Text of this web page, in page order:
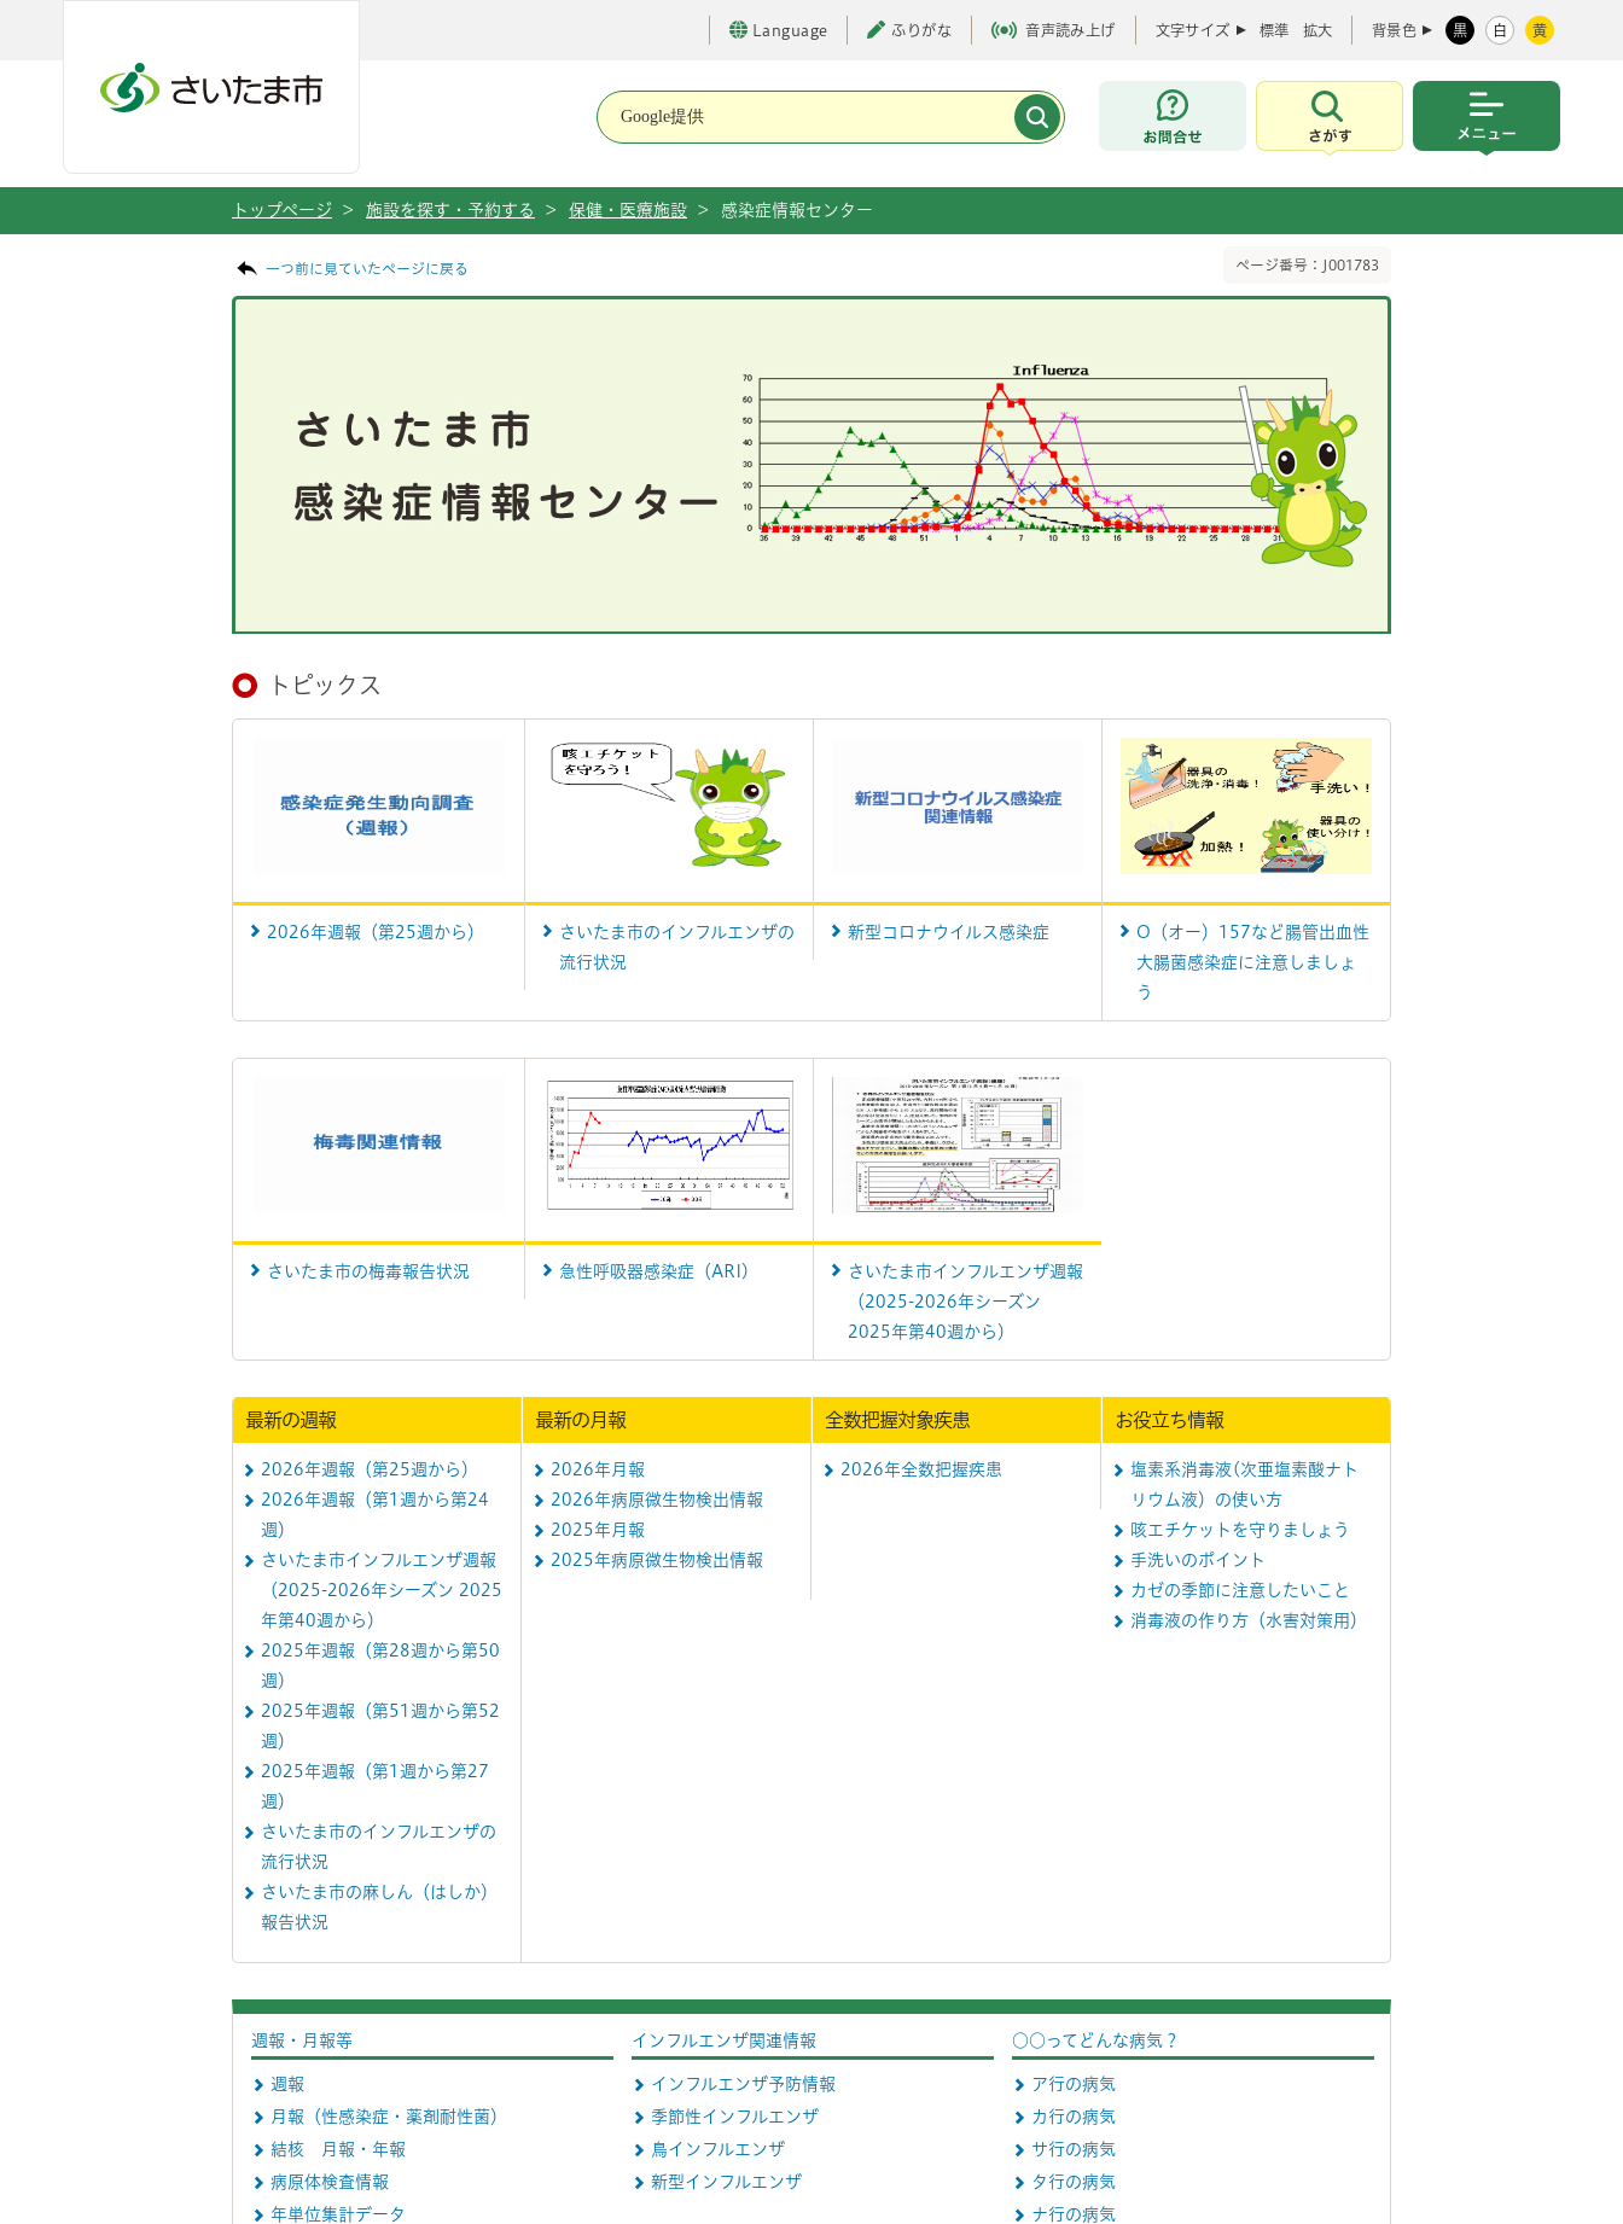
Language ふりがな 音声読み上げ 文字サイズ 標準 拡大 背景色 黒 白 黄
お問合せ
さがす
トップページ > 施設を探す・予約する > 保健・医療施設 > 感染症情報センター
一つ前に見ていたページに戻る ページ番号：J001783
トピックス
2026年週報（第25週から）
さいたま市のインフルエンザの
流行状況
新型コロナウイルス感染症
O（オー）157など腸管出血性
大腸菌感染症に注意しましょ
う
さいたま市の梅毒報告状況 急性呼吸器感染症（ARI)
さいたま市インフルエンザ週報
（2025-2026年シーズン
2025年第40週から）
最新の週報
2026年週報（第25週から）
2026年週報（第1週から第24
週）
さいたま市インフルエンザ週報
（2025-2026年シーズン 2025
年第40週から）
2025年週報（第28週から第50
週）
2025年週報（第51週から第52
週）
2025年週報（第1週から第27
週）
さいたま市のインフルエンザの
流行状況
さいたま市の麻しん（はしか）
報告状況
最新の月報
2026年月報
2026年病原微生物検出情報
2025年月報
2025年病原微生物検出情報
全数把握対象疾患
2026年全数把握疾患
お役立ち情報
塩素系消毒液(次亜塩素酸ナト
リウム液）の使い方
咳エチケットを守りましょう
手洗いのポイント
カゼの季節に注意したいこと
消毒液の作り方（水害対策用）
週報・月報等
週報
月報（性感染症・薬剤耐性菌）
結核 月報・年報
病原体検査情報
年単位集計データ
インフルエンザ関連情報
インフルエンザ予防情報
季節性インフルエンザ
鳥インフルエンザ
新型インフルエンザ
○○ってどんな病気？
ア行の病気
カ行の病気
サ行の病気
タ行の病気
ナ行の病気